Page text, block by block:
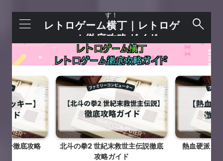
す！
レトロゲーム横丁｜レトロゲ
ーム徹底攻略ガイド
ー徹底攻略
北斗の拳2 世紀末救世主伝説徹底
攻略ガイド
熱血硬派く